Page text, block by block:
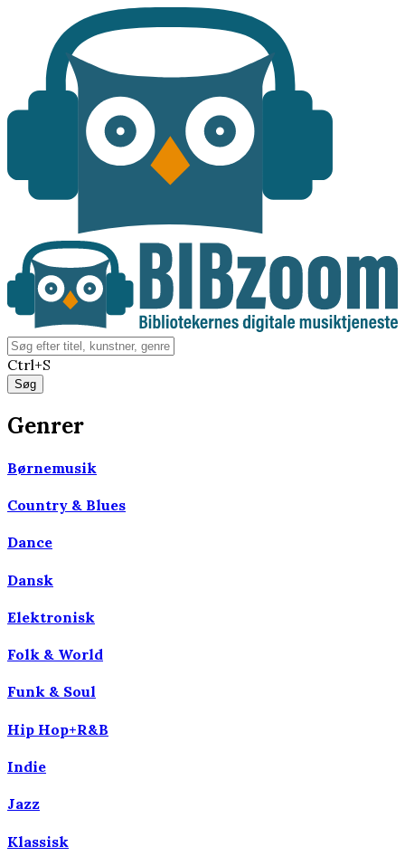
Ctrl+S
Genrer
Børnemusik
Country & Blues
Dance
Dansk
Elektronisk
Folk & World
Funk & Soul
Hip Hop+R&B
Indie
Jazz
Klassisk